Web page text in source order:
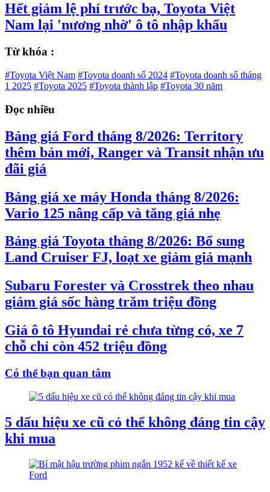
Hết giảm lệ phí trước bạ, Toyota Việt
Nam lại 'nương nhờ' ô tô nhập khẩu
Từ khóa :
#Toyota Việt Nam #Toyota doanh số 2024 #Toyota doanh số tháng
1 2025 #Toyota 2025 #Toyota thành lập #Toyota 30 năm
Đọc nhiều
Bảng giá Ford tháng 8/2026: Territory
thêm bản mới, Ranger và Transit nhận ưu
đãi giá
Bảng giá xe máy Honda tháng 8/2026:
Vario 125 nâng cấp và tăng giá nhẹ
Bảng giá Toyota tháng 8/2026: Bổ sung
Land Cruiser FJ, loạt xe giảm giá mạnh
Subaru Forester và Crosstrek theo nhau
giảm giá sốc hàng trăm triệu đồng
Giá ô tô Hyundai rẻ chưa từng có, xe 7
chỗ chỉ còn 452 triệu đồng
Có thể bạn quan tâm
5 dấu hiệu xe cũ có thể không đáng tin cậy
khi mua